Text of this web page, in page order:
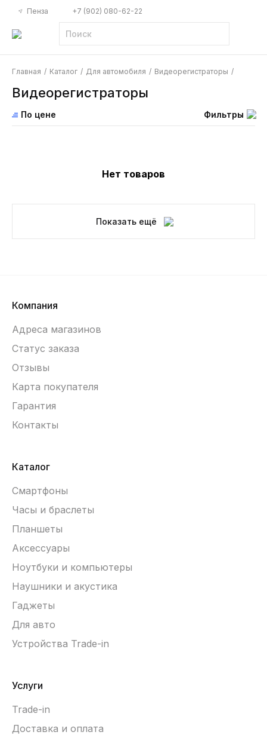
Пенза +7 (902) 080-62-22
Главная / Каталог / Для автомобиля / Видеорегистраторы /
Видеорегистраторы
По цене Фильтры
Нет товаров
Показать ещё
Компания
Адреса магазинов
Статус заказа
Отзывы
Карта покупателя
Гарантия
Контакты
Каталог
Смартфоны
Часы и браслеты
Планшеты
Аксессуары
Ноутбуки и компьютеры
Наушники и акустика
Гаджеты
Для авто
Устройства Trade-in
Услуги
Trade-in
Доставка и оплата